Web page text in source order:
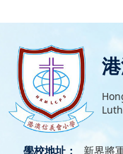
學校地址： 新界將